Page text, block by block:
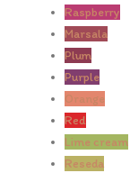
Raspberry
Marsala
Plum
Purple
Orange
Red
Lime cream
Reseda